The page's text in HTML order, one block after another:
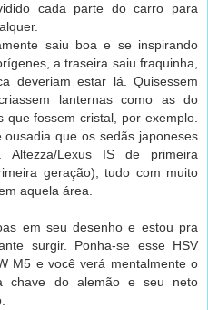
cada parte do carro para
saiu boa e se inspirando
a traseira saiu fraquinha,
deveriam estar lá. Quisessem
lanternas como as do
que fossem cristal, por exemplo.
que os sedãs japoneses
Altezza/Lexus IS de primeira
geração), tudo com muito
aquela área.
em seu desenho e estou pra
surgir. Ponha-se esse HSV
M5 e você verá mentalmente o
chave do alemão e seu neto